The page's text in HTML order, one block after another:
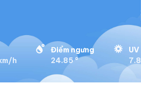
h
Điểm ngưng
24.85 °
UV
7.8